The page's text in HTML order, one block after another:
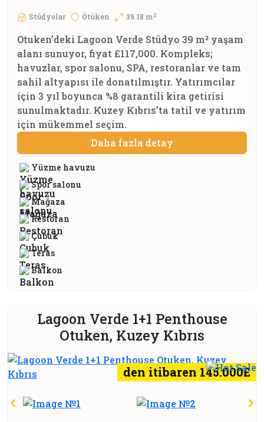
Stüdyolar Ötüken 39.18 m2
Otuken’deki Lagoon Verde Stüdyo 39 m² yaşam
alanı sunuyor, fiyat £117,000. Kompleks;
havuzlar, spor salonu, SPA, restoranlar ve tam
sahil altyapısı ile donatılmıştır. Yatırımcılar
için 3 yıl boyunca %8 garantili kira getirisi
sunulmaktadır. Kuzey Kıbrıs’ta tatil ve yatırım
için mükemmel seçim.
Daha fazla detay
Yüzme havuzu
Spor salonu
Mağaza
Restoran
Çubuk
Teras
Balkon
Lagoon Verde 1+1 Penthouse
Otuken, Kuzey Kıbrıs
den itibaren 145.000£